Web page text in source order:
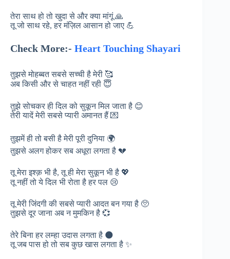
तेरा साथ हो तो खुदा से और क्या मांगूं 🙏
तू जो साथ रहे, हर मंज़िल आसान हो जाए 💪
Check More:- Heart Touching Shayari
तुझसे मोहब्बत सबसे सच्ची है मेरी 🥰
अब किसी और से चाहत नहीं रही 😇
तुझे सोचकर ही दिल को सुकून मिल जाता है 😊
तेरी यादें मेरी सबसे प्यारी अमानत हैं 💌
तुझमें ही तो बसी है मेरी पूरी दुनिया 🌍
तुझसे अलग होकर सब अधूरा लगता है 💔
तू मेरा इश्क़ भी है, तू ही मेरा सुकून भी है 💖
तू नहीं तो ये दिल भी रोता है हर पल 😢
तू मेरी जिंदगी की सबसे प्यारी आदत बन गया है 🥺
तुझसे दूर जाना अब न मुमकिन है 💞
तेरे बिना हर लम्हा उदास लगता है 🌑
तू जब पास हो तो सब कुछ खास लगता है ✨